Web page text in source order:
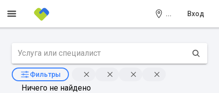
... Вход
Фильтры
Ничего не найдено